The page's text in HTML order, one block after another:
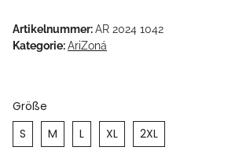
Artikelnummer:AR 2024 1042
Kategorie:AriZoná
Größe
S
M L XL 2XL